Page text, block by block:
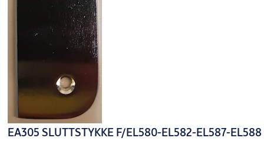
EA305 SLUTTSTYKKE F/EL580-EL582-EL587-EL588